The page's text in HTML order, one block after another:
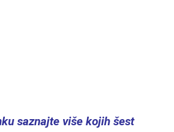
saznajte više kojih šest